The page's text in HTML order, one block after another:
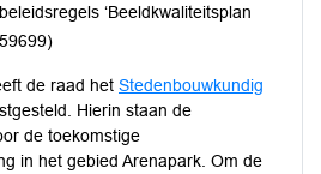
‘Beeldkwaliteitsplan
de raad het Stedenbouwkundig
Hierin staan de
de toekomstige
in het gebied Arenapark. Om de